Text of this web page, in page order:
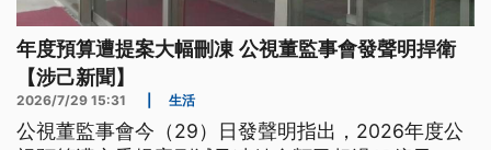
年度預算遭提案大幅刪凍 公視董監事會發聲明捍衛
【涉己新聞】
2026/7/29 15:31 生活
公視董監事會今（29）日發聲明指出，2026年度公